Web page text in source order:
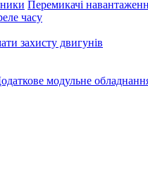
Перемикачі
часу
захисту двигунів
модульне